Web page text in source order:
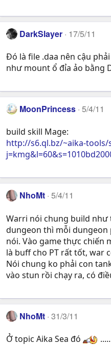
DarkSlayer 17/5/11
Đó là file .daa nên cậu
như mount ổ đỉa ảo bằng
MoonPrincess 5/4/11
build skill Mage:
http://s6.ql.bz/~aika-
NhoMt 5/4/11
Warri nói chung build như
dungeon thì mỗi dungeon
nói. Vào game thực chiến
là buff cho PT rất tốt, war
Nói chung ko phải con
vào stun rồi chạy ra, có
NhoMt 31/3/11
Ở topic Aika Sea đó